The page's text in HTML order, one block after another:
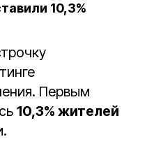
10,3%
Первым
10,3% жителей